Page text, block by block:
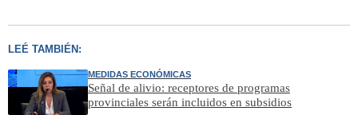
LEÉ TAMBIÉN:
MEDIDAS ECONÓMICAS
Señal de alivio: receptores de programas
provinciales serán incluidos en subsidios